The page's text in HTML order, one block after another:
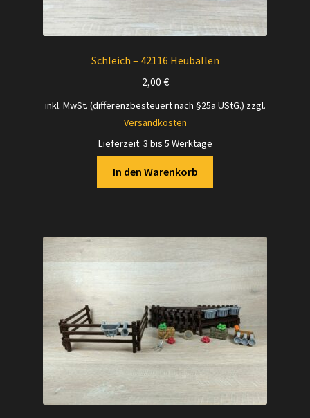
Schleich – 42116 Heuballen
2,00 €
inkl. MwSt. (differenzbesteuert nach §25a UStG.) zzgl.
Versandkosten
Lieferzeit: 3 bis 5 Werktage
In den Warenkorb